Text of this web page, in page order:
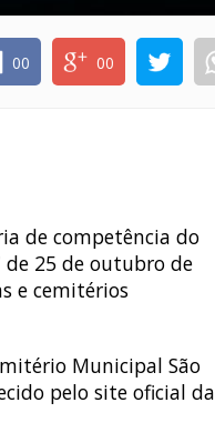
00 00
de competência do
25 de outubro de
e cemitérios
Municipal São
pelo site oficial da